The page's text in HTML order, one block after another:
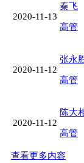
2020-11-13
秦飞
高管
2020-11-12
张永
高管
2020-11-12
陈大
高管
查看更多内容